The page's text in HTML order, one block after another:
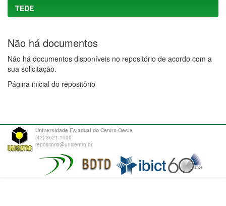
TEDE
Não há documentos
Não há documentos disponíveis no repositório de acordo com a
sua solicitação.
Página inicial do repositório
Universidade Estadual do Centro-Oeste
(42) 3621-1000
repositorio@unicentro.br